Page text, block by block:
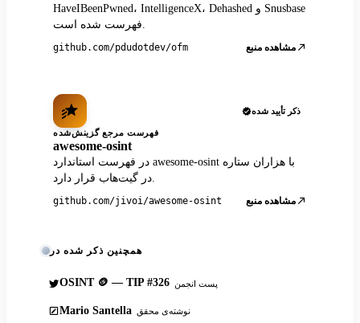
HaveIBeenPwned، IntelligenceX، Dehashed و Snusbase
فهرست شده است.
github.com/pdudotdev/ofm مشاهده منبع
ذکر تأیید شده
فهرست مرجع گزینش‌شده
awesome-osint
در فهرست استاندارد awesome-osint با هزاران ستاره
در گیت‌هاب قرار دارد.
github.com/jivoi/awesome-osint مشاهده منبع
همچنین ذکر شده در
OSINT 🪙 — TIP #326 پست انجمن
Mario Santella نوشته‌ی محقق